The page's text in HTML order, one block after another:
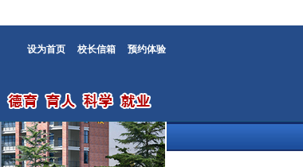
设为首页 校长信箱 预约体验